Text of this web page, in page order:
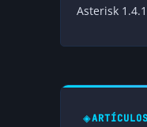
Asterisk
◈